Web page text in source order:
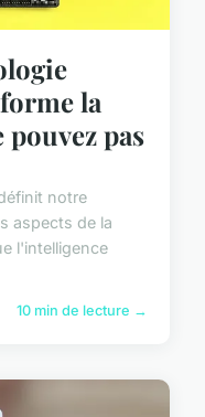
la
pouvez pas
notre
aspects de la
l'intelligence
10 min de lecture →